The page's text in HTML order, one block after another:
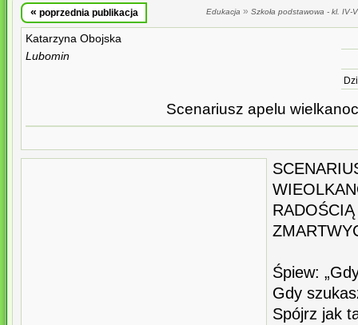
« poprzednia publikacja Edukacja » Szkoła podstawowa - kl. IV-
Katarzyna Obojska
Lubomin
Scenariusz apelu
Śpiew:
Gdy
Spójrz jak